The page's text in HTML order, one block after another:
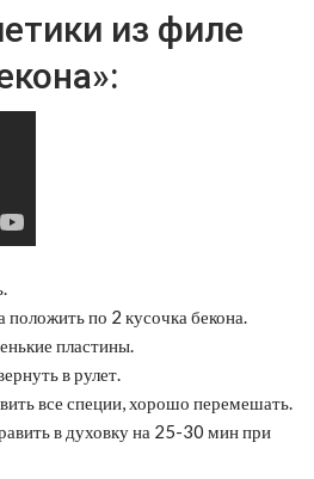
из филе
по 2 кусочка бекона.
пластины.
в рулет.
все специи, хорошо перемешать.
в духовку на 25-30 мин при